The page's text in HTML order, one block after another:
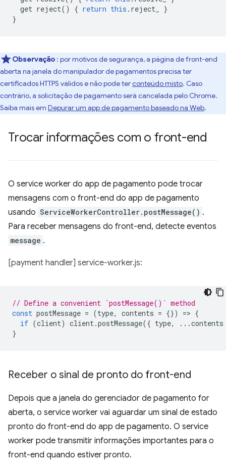
get reject() { return this . reject_
}
}
Observação : por motivos de segurança, a página de front-end
aberta na janela do manipulador de pagamentos precisa ter
certificados HTTPS válidos e não pode terconteúdo misto. Caso
contrário, a solicitação de pagamento será cancelada pelo Chrome.
Saiba mais em Depurar um app de pagamento baseado na Web.
Trocar informações com o front-end
O service worker do app de pagamento pode trocar
mensagens com o front-end do app de pagamento
usando ServiceWorkerController.postMessage() .
Para receber mensagens do front-end, detecte eventos
message .
[payment handler] service-worker.js:
// Define a convenient `postMessage()` method
const postMessage = (type, contents = {}) => {
if (client) client.postMessage({ type, ...contents
}
Receber o sinal de pronto do front-end
Depois que a janela do gerenciador de pagamento for
aberta, o service worker vai aguardar um sinal de estado
pronto do front-end do app de pagamento. O service
worker pode transmitir informações importantes para o
front-end quando estiver pronto.